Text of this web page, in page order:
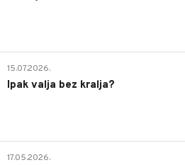
15.07.2026.
Ipak valja bez kralja?
17.05.2026.